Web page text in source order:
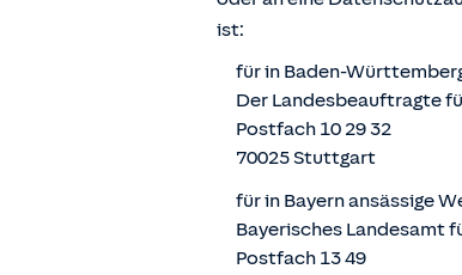
ist:
für in Baden-
Der Landesbeauftragte
Postfach 10 29 32
70025 Stuttgart
für in Bayern ansässige
Bayerisches Landesamt
Postfach 13 49